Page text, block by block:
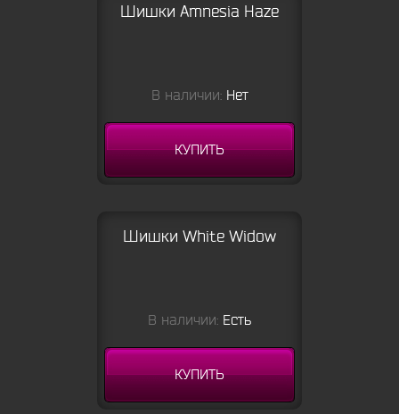
Шишки Amnesia Haze
В наличии: Нет
КУПИТЬ
Шишки White Widow
В наличии: Есть
КУПИТЬ